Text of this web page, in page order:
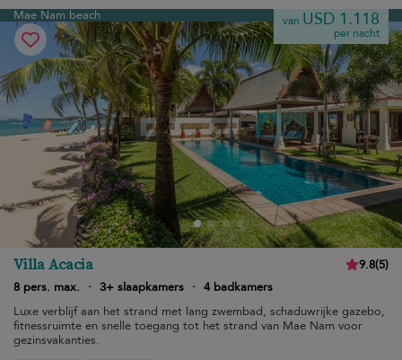
Mae Nam beach van USD 1.118
per nacht
Villa Acacia 9.8(5)
8 pers. max.
· 3+ slaapkamers · 4 badkamers
Luxe verblijf aan het strand met lang zwembad, schaduwrijke gazebo,
fitnessruimte en snelle toegang tot het strand van Mae Nam voor
gezinsvakanties.